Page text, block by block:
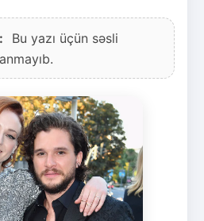
Bu yazı üçün səsli